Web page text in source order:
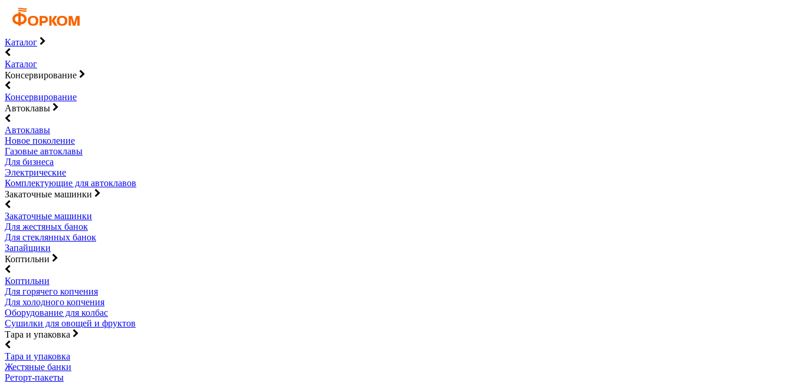
Каталог
Каталог
Консервирование
Консервирование
Автоклавы
Автоклавы
Новое поколение
Газовые автоклавы
Для бизнеса
Электрические
Комплектующие для автоклавов
Закаточные машинки
Закаточные машинки
Для жестяных банок
Для стеклянных банок
Запайщики
Коптильни
Коптильни
Для горячего копчения
Для холодного копчения
Оборудование для колбас
Сушилки для овощей и фруктов
Тара и упаковка
Тара и упаковка
Жестяные банки
Реторт-пакеты